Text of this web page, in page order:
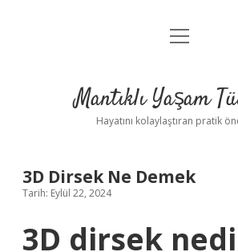
Anasayfa
Yasal Uyarı
menüyü
Mantıklı Yaşam
Hayatını kolaylaştıran pratik
3D Dirsek Ne Demek
Tarih: Eylül 22, 2024
3D dirsek